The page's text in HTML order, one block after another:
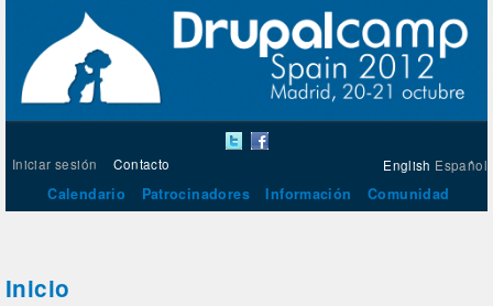
English Español
Iniciar sesión Contacto
Calendario Patrocinadores Información Comunidad
Inicio